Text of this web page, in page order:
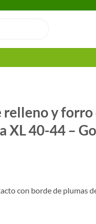
y forro
XL 40-44 –
con borde de plumas